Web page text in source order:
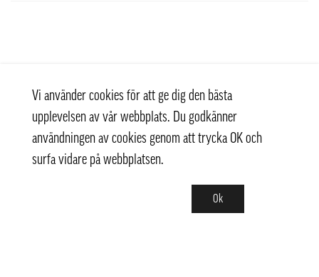
Vi använder cookies för att ge dig den bästa
upplevelsen av vår webbplats. Du godkänner
användningen av cookies genom att trycka OK och
surfa vidare på webbplatsen.
Ok